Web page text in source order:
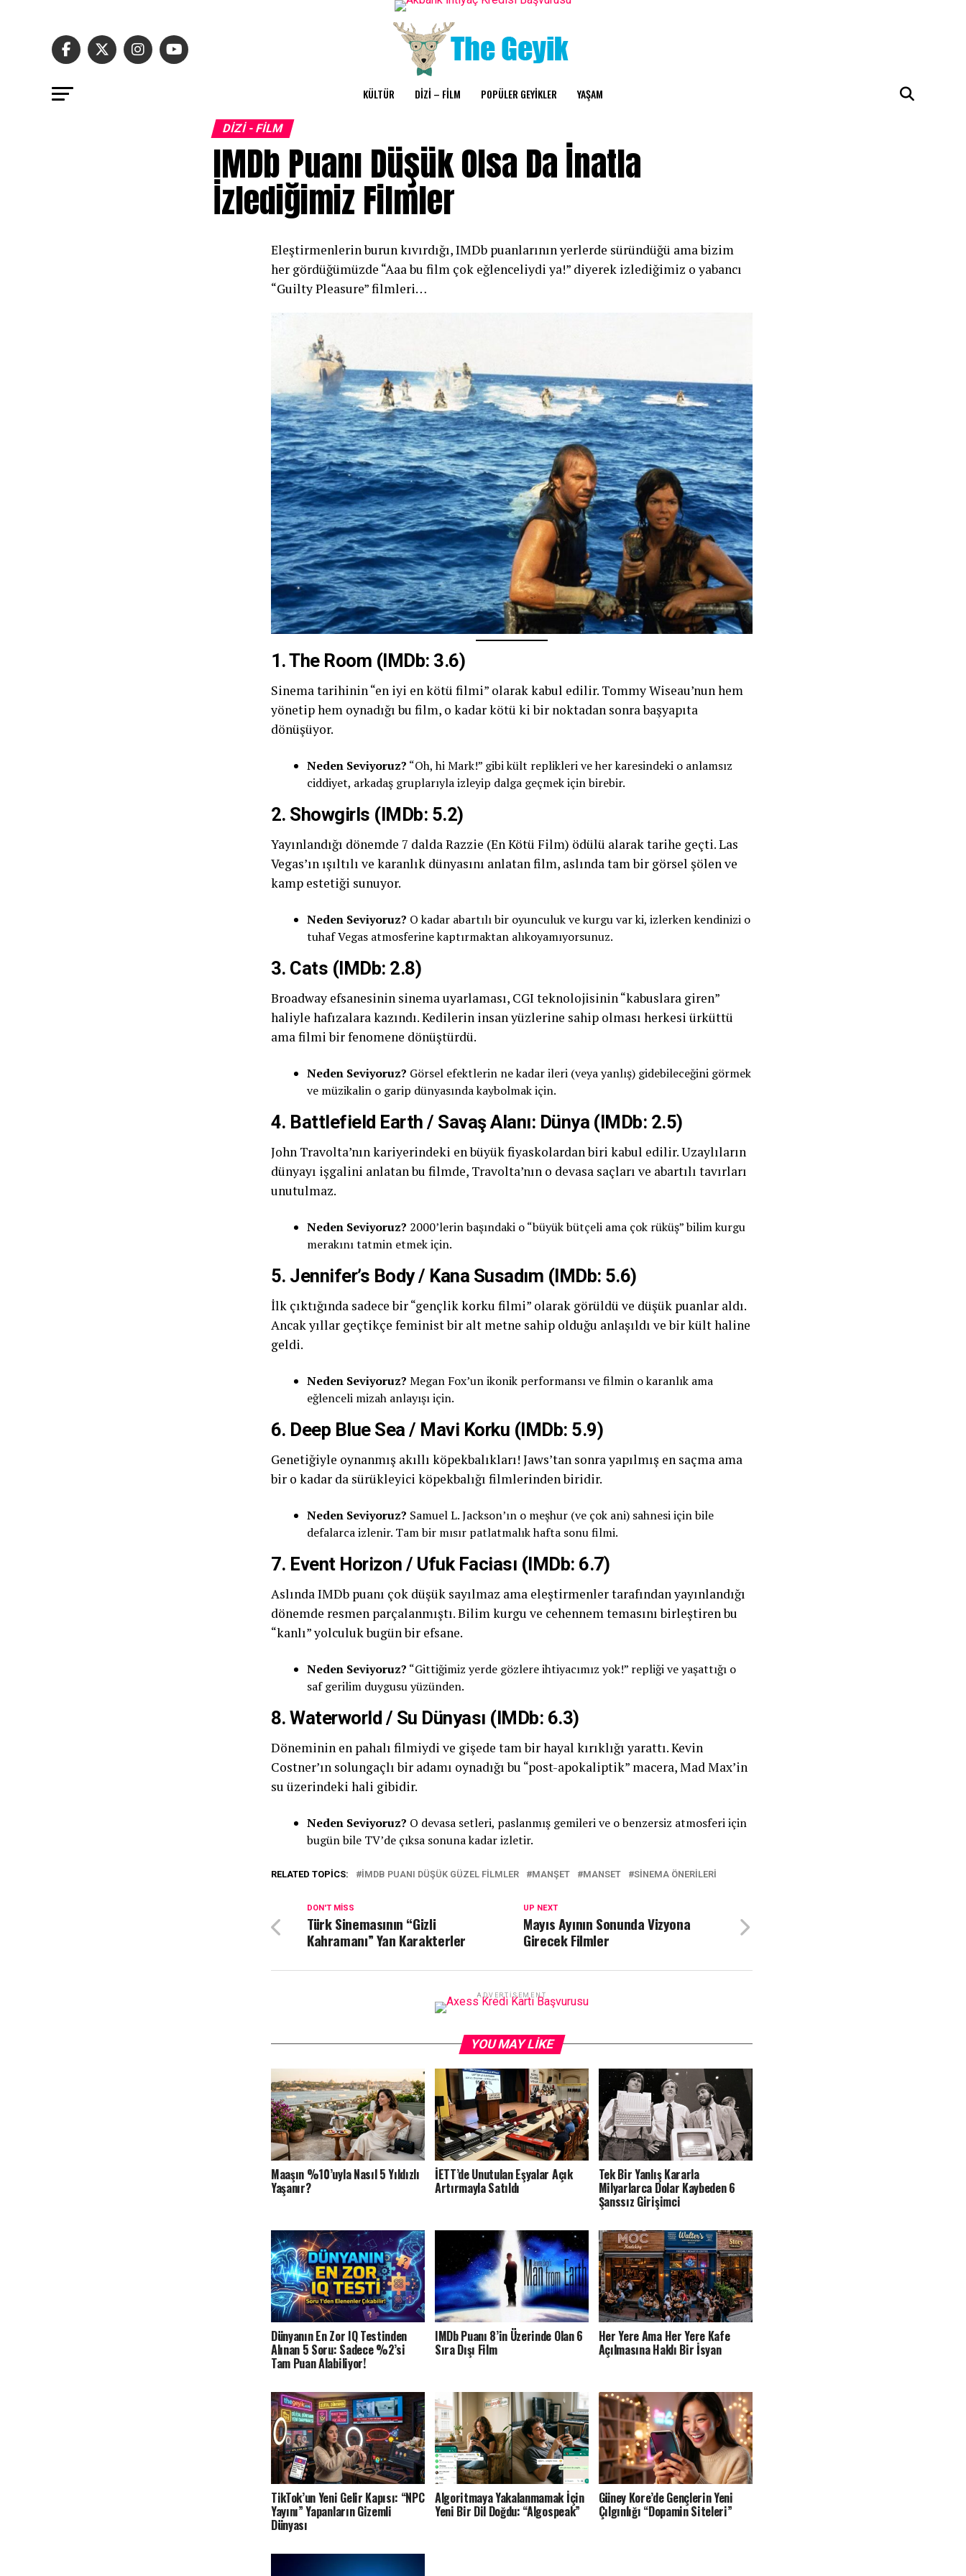
KÜLTÜR DİZİ – FİLM POPÜLER GEYİKLER YAŞAM
DİZİ - FİLM
IMDb Puanı Düşük Olsa Da İnatla
İzlediğimiz Filmler
Eleştirmenlerin burun kıvırdığı, IMDb puanlarının yerlerde süründüğü ama bizim
her gördüğümüzde “Aaa bu film çok eğlenceliydi ya!” diyerek izlediğimiz o yabancı
“Guilty Pleasure” filmleri…
1. The Room (IMDb: 3.6)
Sinema tarihinin “en iyi en kötü filmi” olarak kabul edilir. Tommy Wiseau’nun hem
yönetip hem oynadığı bu film, o kadar kötü ki bir noktadan sonra başyapıta
dönüşüyor.
Neden Seviyoruz? “Oh, hi Mark!” gibi kült replikleri ve her karesindeki o anlamsız
ciddiyet, arkadaş gruplarıyla izleyip dalga geçmek için birebir.
2. Showgirls (IMDb: 5.2)
Yayınlandığı dönemde 7 dalda Razzie (En Kötü Film) ödülü alarak tarihe geçti. Las
Vegas’ın ışıltılı ve karanlık dünyasını anlatan film, aslında tam bir görsel şölen ve
kamp estetiği sunuyor.
Neden Seviyoruz? O kadar abartılı bir oyunculuk ve kurgu var ki, izlerken kendinizi o
tuhaf Vegas atmosferine kaptırmaktan alıkoyamıyorsunuz.
3. Cats (IMDb: 2.8)
Broadway efsanesinin sinema uyarlaması, CGI teknolojisinin “kabuslara giren”
haliyle hafızalara kazındı. Kedilerin insan yüzlerine sahip olması herkesi ürküttü
ama filmi bir fenomene dönüştürdü.
Neden Seviyoruz? Görsel efektlerin ne kadar ileri (veya yanlış) gidebileceğini görmek
ve müzikalin o garip dünyasında kaybolmak için.
4. Battlefield Earth / Savaş Alanı: Dünya (IMDb: 2.5)
John Travolta’nın kariyerindeki en büyük fiyaskolardan biri kabul edilir. Uzaylıların
dünyayı işgalini anlatan bu filmde, Travolta’nın o devasa saçları ve abartılı tavırları
unutulmaz.
Neden Seviyoruz? 2000’lerin başındaki o “büyük bütçeli ama çok rüküş” bilim kurgu
merakını tatmin etmek için.
5. Jennifer’s Body / Kana Susadım (IMDb: 5.6)
İlk çıktığında sadece bir “gençlik korku filmi” olarak görüldü ve düşük puanlar aldı.
Ancak yıllar geçtikçe feminist bir alt metne sahip olduğu anlaşıldı ve bir kült haline
geldi.
Neden Seviyoruz? Megan Fox’un ikonik performansı ve filmin o karanlık ama
eğlenceli mizah anlayışı için.
6. Deep Blue Sea / Mavi Korku (IMDb: 5.9)
Genetiğiyle oynanmış akıllı köpekbalıkları! Jaws’tan sonra yapılmış en saçma ama
bir o kadar da sürükleyici köpekbalığı filmlerinden biridir.
Neden Seviyoruz? Samuel L. Jackson’ın o meşhur (ve çok ani) sahnesi için bile
defalarca izlenir. Tam bir mısır patlatmalık hafta sonu filmi.
7. Event Horizon / Ufuk Faciası (IMDb: 6.7)
Aslında IMDb puanı çok düşük sayılmaz ama eleştirmenler tarafından yayınlandığı
dönemde resmen parçalanmıştı. Bilim kurgu ve cehennem temasını birleştiren bu
“kanlı” yolculuk bugün bir efsane.
Neden Seviyoruz? “Gittiğimiz yerde gözlere ihtiyacımız yok!” repliği ve yaşattığı o
saf gerilim duygusu yüzünden.
8. Waterworld / Su Dünyası (IMDb: 6.3)
Döneminin en pahalı filmiydi ve gişede tam bir hayal kırıklığı yarattı. Kevin
Costner’ın solungaçlı bir adamı oynadığı bu “post-apokaliptik” macera, Mad Max’in
su üzerindeki hali gibidir.
Neden Seviyoruz? O devasa setleri, paslanmış gemileri ve o benzersiz atmosferi için
bugün bile TV’de çıksa sonuna kadar izletir.
RELATED TOPICS: IMDB PUANI DÜŞÜK GÜZEL FILMLER MANŞET MANSET SINEMA ÖNERILERI
UP NEXT
Mayıs Ayının Sonunda Vizyona
Girecek Filmler
DON'T MISS
Türk Sinemasının “Gizli
Kahramanı” Yan Karakterler
ADVERTISEMENT
YOU MAY LIKE
Maaşın %10’uyla Nasıl 5 Yıldızlı
Yaşanır?
İETT’de Unutulan Eşyalar Açık
Artırmayla Satıldı
Tek Bir Yanlış Kararla
Milyarlarca Dolar Kaybeden 6
Şanssız Girişimci
Dünyanın En Zor IQ Testinden
Alınan 5 Soru: Sadece %2’si
Tam Puan Alabiliyor!
IMDb Puanı 8’in Üzerinde Olan 6
Sıra Dışı Film
Her Yere Ama Her Yere Kafe
Açılmasına Haklı Bir İsyan
TikTok’un Yeni Gelir Kapısı: “NPC
Yayını” Yapanların Gizemli
Dünyası
Algoritmaya Yakalanmamak İçin
Yeni Bir Dil Doğdu: “Algospeak”
Güney Kore’de Gençlerin Yeni
Çılgınlığı “Dopamin Siteleri”